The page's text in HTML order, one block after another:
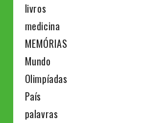
livros
medicina
MEMÓRIAS
Mundo
Olimpíadas
País
palavras